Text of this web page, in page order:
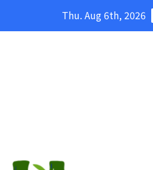
Thu. Aug 6th, 2026